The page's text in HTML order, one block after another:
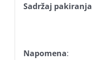
Sadržaj pakiranja
Napomena: